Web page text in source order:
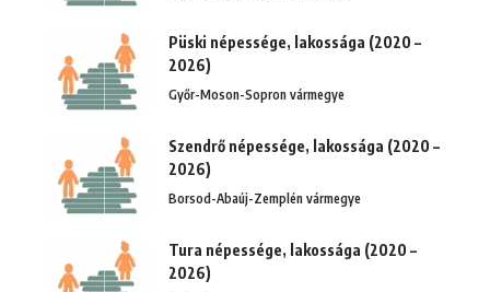
Püski népessége, lakossága (2020 –
2026)
Győr-Moson-Sopron vármegye
Szendrő népessége, lakossága (2020 –
2026)
Borsod-Abaúj-Zemplén vármegye
Tura népessége, lakossága (2020 –
2026)